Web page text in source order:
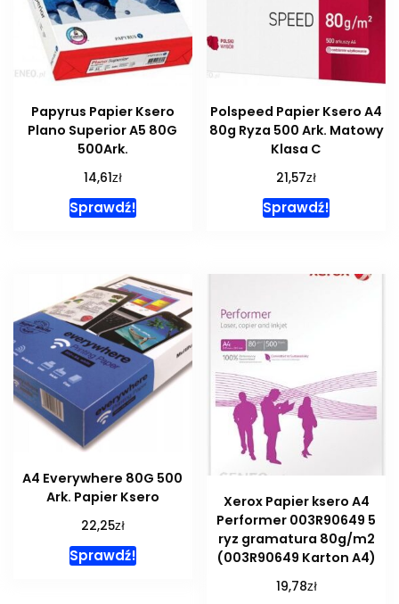
Papyrus Papier Ksero
Plano Superior A5 80G
500Ark.
14,61zł
Sprawdź!
Polspeed Papier Ksero A4
80g Ryza 500 Ark. Matowy
Klasa C
21,57zł
Sprawdź!
A4 Everywhere 80G 500
Ark. Papier Ksero
22,25zł
Sprawdź!
Xerox Papier ksero A4
Performer 003R90649 5
ryz gramatura 80g/m2
(003R90649 Karton A4)
19,78zł